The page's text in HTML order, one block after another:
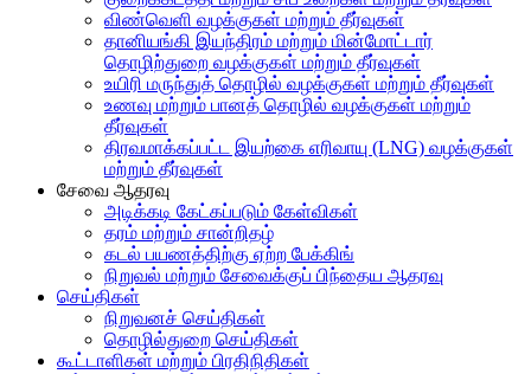
விண்வெளி வழக்குகள் மற்றும் தீர்வுகள்
தானியங்கி இயந்திரம் மற்றும் மின்மோட்டார்
தொழிற்துறை வழக்குகள் மற்றும் தீர்வுகள்
உயிரி மருந்துத் தொழில் வழக்குகள் மற்றும் தீர்வுகள்
உணவு மற்றும் பானத் தொழில் வழக்குகள் மற்றும்
தீர்வுகள்
திரவமாக்கப்பட்ட இயற்கை எரிவாயு (LNG) வழக்குகள்
மற்றும் தீர்வுகள்
சேவை ஆதரவு
அடிக்கடி கேட்கப்படும் கேள்விகள்
தரம் மற்றும் சான்றிதழ்
கடல் பயணத்திற்கு ஏற்ற பேக்கிங்
நிறுவல் மற்றும் சேவைக்குப் பிந்தைய ஆதரவு
செய்திகள்
நிறுவனச் செய்திகள்
தொழில்துறை செய்திகள்
கூட்டாளிகள் மற்றும் பிரதிநிதிகள்